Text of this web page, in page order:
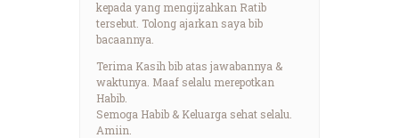
kepada yang mengijzahkan Ratib
tersebut. Tolong ajarkan saya bib
bacaannya.
Terima Kasih bib atas jawabannya &
waktunya. Maaf selalu merepotkan
Habib.
Semoga Habib & Keluarga sehat selalu.
Amiin.